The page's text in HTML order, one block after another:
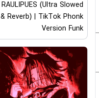
RAULIPUES (Ultra Slowed
& Reverb) | TikTok Phonk
Version Funk